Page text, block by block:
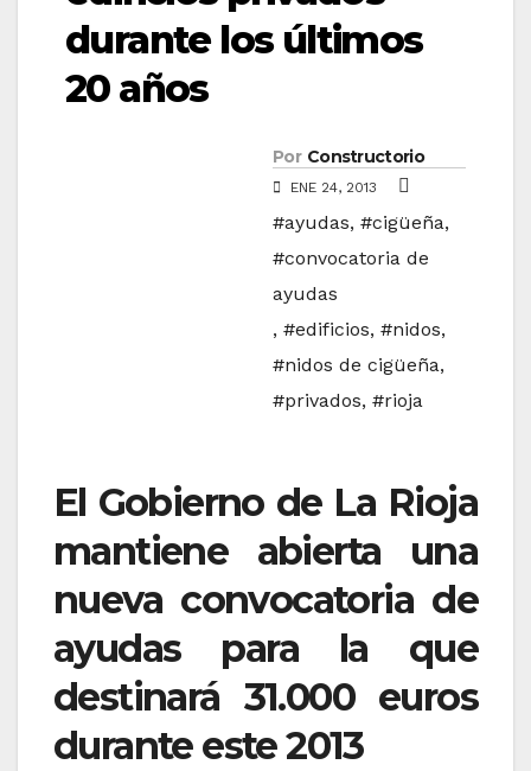
durante los últimos
20 años
Por Constructorio
ENE 24, 2013
#ayudas, #cigüeña,
#convocatoria de
ayudas
, #edificios, #nidos,
#nidos de cigüeña,
#privados, #rioja
El Gobierno de La Rioja
mantiene abierta una
nueva convocatoria de
ayudas para la que
destinará 31.000 euros
durante este 2013